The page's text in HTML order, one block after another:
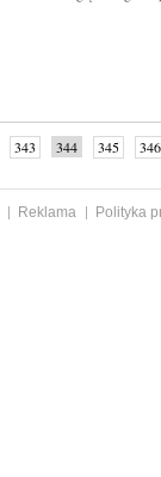
343 344 345
346
Reklama
Polityka